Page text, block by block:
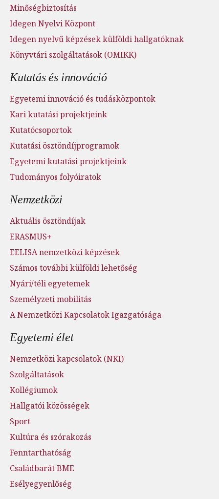
Minőségbiztosítás
Idegen Nyelvi Központ
Idegen nyelvű képzések külföldi hallgatóknak
Könyvtári szolgáltatások (OMIKK)
Kutatás és innováció
Egyetemi innováció és tudásközpontok
Kari kutatási projektjeink
Kutatócsoportok
Kutatási ösztöndíjprogramok
Egyetemi kutatási projektjeink
Tudományos folyóiratok
Nemzetközi
Aktuális ösztöndíjak
ERASMUS+
EELISA nemzetközi képzések
Számos további külföldi lehetőség
Nyári/téli egyetemek
Személyzeti mobilitás
A Nemzetközi Kapcsolatok Igazgatósága
Egyetemi élet
Nemzetközi kapcsolatok (NKI)
Szolgáltatások
Kollégiumok
Hallgatói közösségek
Sport
Kultúra és szórakozás
Fenntarthatóság
Családbarát BME
Esélyegyenlőség